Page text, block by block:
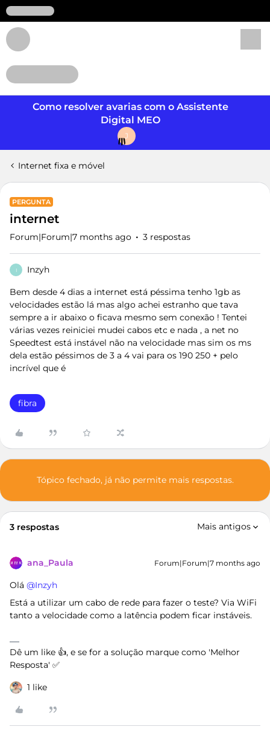
Como resolver avarias com o Assistente
Digital MEO
J
Internet fixa e móvel
PERGUNTA
internet
Forum|Forum|7 months ago 3 respostas
I Inzyh
Bem desde 4 dias a internet está péssima tenho 1gb as
velocidades estão lá mas algo achei estranho que tava
sempre a ir abaixo o ficava mesmo sem conexão ! Tentei
várias vezes reiniciei mudei cabos etc e nada , a net no
Speedtest está instável não na velocidade mas sim os ms
dela estão péssimos de 3 a 4 vai para os 190 250 + pelo
incrível que é
fibra
Tópico fechado, já não permite mais respostas.
3 respostas Mais antigos
ana_Paula Forum|Forum|7 months ago
Olá ​ @Inzyh
Está a utilizar um cabo de rede para fazer o teste? Via WiFi
tanto a velocidade como a latência podem ficar instáveis.
Dê um like 👍, e se for a solução marque como 'Melhor
Resposta' ✅
1 like